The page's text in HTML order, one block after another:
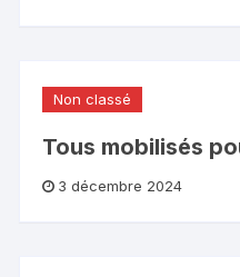
Non classé
Tous mobilisés
3 décembre 2024